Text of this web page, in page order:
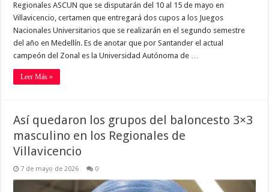
Regionales ASCUN que se disputarán del 10 al 15 de mayo en
Villavicencio, certamen que entregará dos cupos a los Juegos
Nacionales Universitarios que se realizarán en el segundo semestre
del año en Medellín. Es de anotar que por Santander el actual
campeón del Zonal es la Universidad Autónoma de …
Leer Más »
Así quedaron los grupos del baloncesto 3×3
masculino en los Regionales de
Villavicencio
7 de mayo de 2026 0